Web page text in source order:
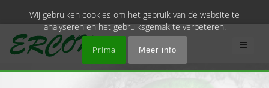
Wij gebruiken cookies om het gebruik van de website te
analyseren en het gebruiksgemak te verbeteren.
Prima Meer info